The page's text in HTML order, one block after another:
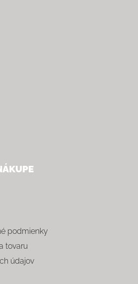
podmienky
tovaru
údajov